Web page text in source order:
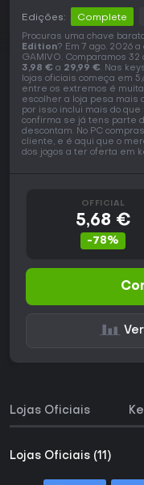
Edições: Complete
Procuras uma chave
Edition? Em 7 ago. 2026
GAMIVO. Comparamos
3,98 € a 29,99 €. Nas
lojas oficiais começa em
entre os extremos é
escolher a loja pesa mais
por isso inclui mais do
confirma se já tens parte
descontam. No PC
cliente, e é aqui que o
dos jogos a ter oferta em
OFFICIAL
5,68 €
-78%
Lojas Oficiais
Lojas Oficiais (11)